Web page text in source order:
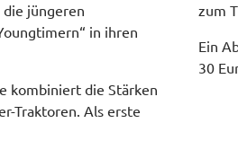
jüngeren
in ihren
kombiniert die Stärken
Traktoren. Als erste
zum
Ein
30